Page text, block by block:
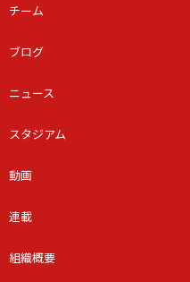
チーム
ブログ
ニュース
スタジアム
動画
連載
組織概要